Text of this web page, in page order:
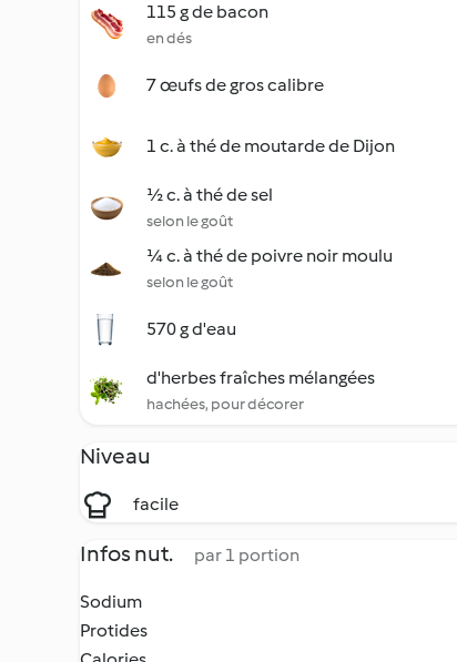
115 g de bacon
en dés
7 œufs de gros calibre
1 c. à thé de moutarde de Dijon
½ c. à thé de sel
selon le goût
¼ c. à thé de poivre noir moulu
selon le goût
570 g d'eau
d'herbes fraîches mélangées
hachées, pour décorer
Niveau
facile
Infos nut. par 1 portion
Sodium
Protides